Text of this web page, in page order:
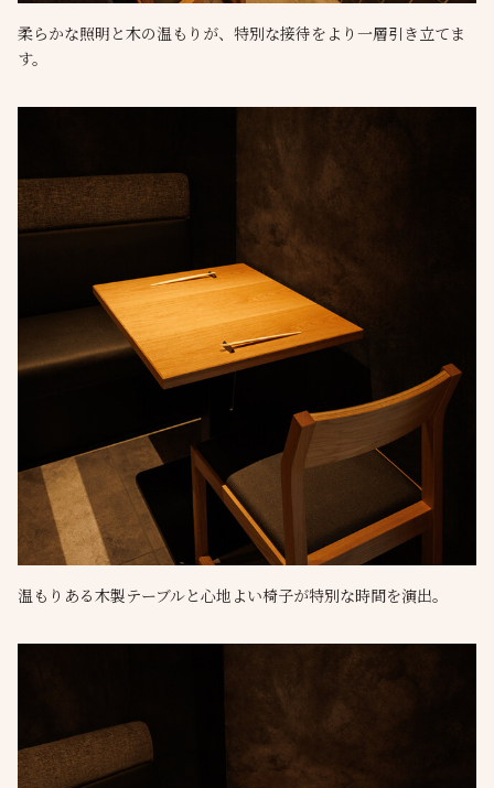
柔らかな照明と木の温もりが、特別な接待をより一層引き立てま
す。
温もりある木製テーブルと心地よい椅子が特別な時間を演出。